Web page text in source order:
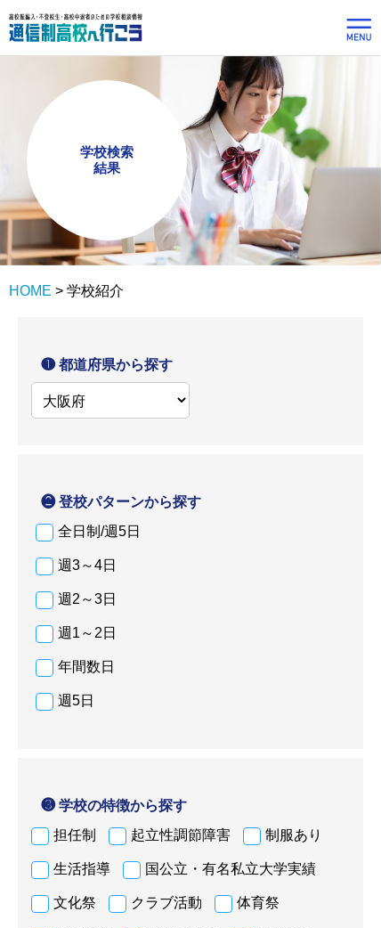
学校検索
結果
HOME > 学校紹介
❶ 都道府県から探す
❷ 登校パターンから探す
全日制/週5日
週3～4日
週2～3日
週1～2日
年間数日
週5日
❸ 学校の特徴から探す
担任制
起立性調節障害 制服あり
生活指導 国公立・有名私立大学実績
文化祭 クラブ活動 体育祭